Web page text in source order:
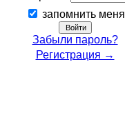
запомнить меня
Забыли пароль?
Регистрация →